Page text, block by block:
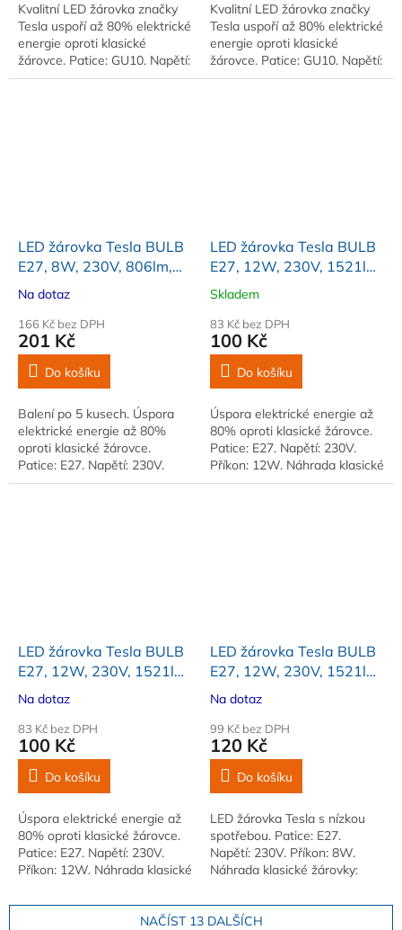
Kvalitní LED žárovka značky
Tesla uspoří až 80% elektrické
energie oproti klasické
žárovce. Patice: GU10. Napětí:
230V. Příkon: 5W. Světelný
Kvalitní LED žárovka značky
Tesla uspoří až 80% elektrické
energie oproti klasické
žárovce. Patice: GU10. Napětí:
230V. Příkon: 3W. Světelný
LED žárovka Tesla BULB
E27, 8W, 230V, 806lm,
25 000h, 3000K denní
Na dotaz
166 Kč bez DPH
201 Kč
Do košíku
Balení po 5 kusech. Úspora
elektrické energie až 80%
oproti klasické žárovce.
Patice: E27. Napětí: 230V.
Příkon: 8W. Náhrada klasické
LED žárovka Tesla BULB
E27, 12W, 230V, 1521lm,
25 000h, 6500K studená
Skladem
83 Kč bez DPH
100 Kč
Do košíku
Úspora elektrické energie až
80% oproti klasické žárovce.
Patice: E27. Napětí: 230V.
Příkon: 12W. Náhrada klasické
žárovky: 100W. Světelný tok:
LED žárovka Tesla BULB
E27, 12W, 230V, 1521lm,
25 000h, 4000K denní
Na dotaz
83 Kč bez DPH
100 Kč
Do košíku
Úspora elektrické energie až
80% oproti klasické žárovce.
Patice: E27. Napětí: 230V.
Příkon: 12W. Náhrada klasické
1521m
LED žárovka Tesla BULB
E27, 12W, 230V, 1521lm,
25 000h, 3000K teplá
Na dotaz
99 Kč bez DPH
120 Kč
Do košíku
LED žárovka Tesla s nízkou
spotřebou. Patice: E27.
Napětí: 230V. Příkon: 8W.
Náhrada klasické žárovky:
Vyzařovací úhel: 360°
NAČÍST 13 DALŠÍCH